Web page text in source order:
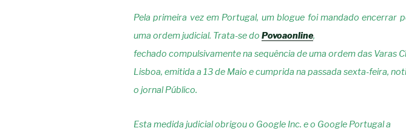
Pela primeira vez em Portugal, um blogue foi mandado encerrar
uma ordem judicial. Trata-se do Povoaonline,
fechado compulsivamente na sequência de uma ordem das Varas
Lisboa, emitida a 13 de Maio e cumprida na passada sexta-feira,
o jornalPúblico.
Esta medida judicial obrigou o Google Inc. e o Google Portugal a